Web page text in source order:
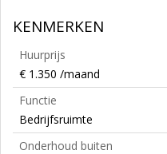
KENMERKEN
Huurprijs
€ 1.350 /maand
Functie
Bedrijfsruimte
Onderhoud buiten